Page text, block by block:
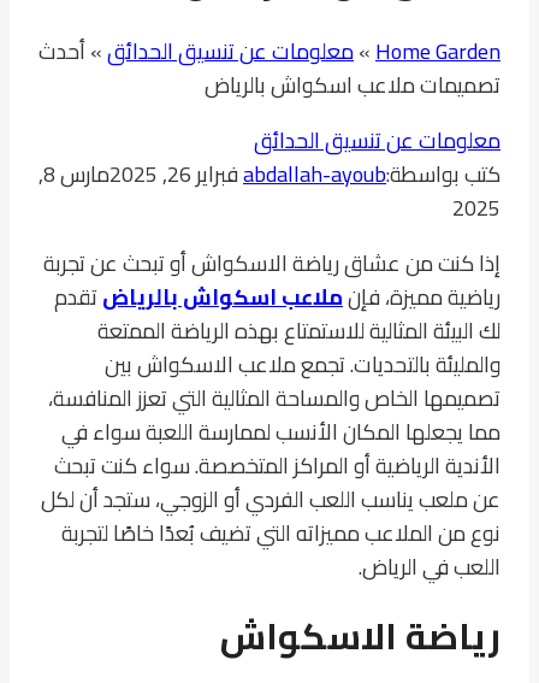
Home Garden
»معلومات عن تنسيق الحدائق»أحدث
تصميمات ملاعب اسكواش بالرياض
معلومات عن تنسيق الحدائق
كتب بواسطة:abdallah-ayoubفبراير 26, 2025
مارس 8,
2025
إذا كنت من عشاق رياضة الاسكواش أو تبحث عن تجربة
رياضية مميزة، فإنملاعب اسكواش بالرياضتقدم
لك البيئة المثالية للاستمتاع بهذه الرياضة الممتعة
والمليئة بالتحديات. تجمع ملاعب الاسكواش بين
تصميمها الخاص والمساحة المثالية التي تعزز المنافسة،
مما يجعلها المكان الأنسب لممارسة اللعبة سواء في
الأندية الرياضية أو المراكز المتخصصة. سواء كنت تبحث
عن ملعب يناسب اللعب الفردي أو الزوجي، ستجد أن لكل
نوع من الملاعب مميزاته التي تضيف بُعدًا خاصًا لتجربة
اللعب في الرياض.
رياضة الاسكواش